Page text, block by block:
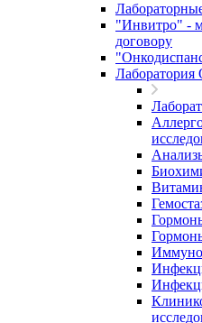
"Инвитро" -
договору